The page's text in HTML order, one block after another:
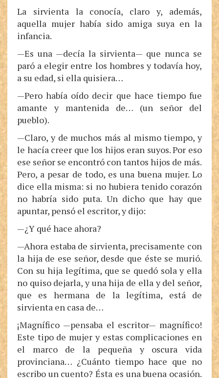
La sirvienta la conocía, claro y, además,
aquella mujer había sido amiga suya en la
infancia.
—Es una —decía la sirvienta— que nunca se
paró a elegir entre los hombres y todavía hoy,
a su edad, si ella quisiera…
—Pero había oído decir que hace tiempo fue
amante y mantenida de… (un señor del
pueblo).
—Claro, y de muchos más al mismo tiempo, y
le hacía creer que los hijos eran suyos. Por eso
ese señor se encontró con tantos hijos de más.
Pero, a pesar de todo, es una buena mujer. Lo
dice ella misma: si no hubiera tenido corazón
no habría sido puta. Un dicho que hay que
apuntar, pensó el escritor, y dijo:
—¿Y qué hace ahora?
—Ahora estaba de sirvienta, precisamente con
la hija de ese señor, desde que éste se murió.
Con su hija legítima, que se quedó sola y ella
no quiso dejarla, y una hija de ella y del señor,
que es hermana de la legítima, está de
sirvienta en casa de…
¡Magnífico —pensaba el escritor— magnífico!
Este tipo de mujer y estas complicaciones en
el marco de la pequeña y oscura vida
provinciana… ¿Cuánto tiempo hace que no
escribo un cuento? Ésta es una buena ocasión.